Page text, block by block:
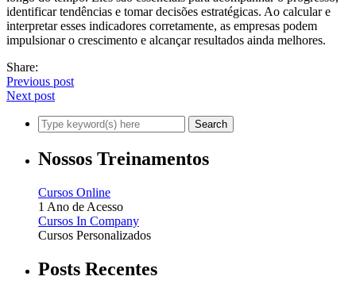
identificar tendências e tomar decisões estratégicas. Ao calcular e
interpretar esses indicadores corretamente, as empresas podem
impulsionar o crescimento e alcançar resultados ainda melhores.
Share:
Previous post
Next post
Nossos Treinamentos
Cursos Online
1 Ano de Acesso
Cursos In Company
Cursos Personalizados
Posts Recentes